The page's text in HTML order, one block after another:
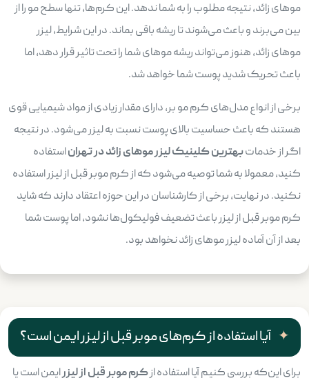
موهای زائد، نتیجه مطلوب را به شما ندهد. این کرم‌ها، تنها سطح مو را از
بین می‌برند و باعث می‌شوند تا ریشه باقی بماند. در این شرایط، لیزر
موهای زائد، هنوز می‌تواند ریشه موهای شما را تحت تاثیر قرار دهد، اما
باعث تحریک شدید پوست شما خواهد شد.
برخی از انواع مدل‌های کرم مو بر، دارای مقدار زیادی از مواد شیمیایی قوی
هستند که باعث حساسیت بالای پوست نسبت به لیزر می‌شود. در نتیجه
اگر از خدماتبهترین کلینیک لیزر موهای زائد در تهراناستفاده
کنید، معمولا به شما توصیه می‌شود که از کرم موبر قبل از لیزر استفاده
نکنید. در نهایت، برخی از کارشناسان در این حوزه اعتقاد دارند که شاید
کرم موبر قبل از لیزر باعث تضعیف فولیکول‌ها نشود، اما پوست شما
بعد از آن آماده لیزر موهای زائد نخواهد بود.
آیا استفاده از کرم‌های موبر قبل از لیزر ایمن است؟
برای این‌که بررسی کنیم آیا استفاده ازکرم موبر قبل از لیزرایمن است یا